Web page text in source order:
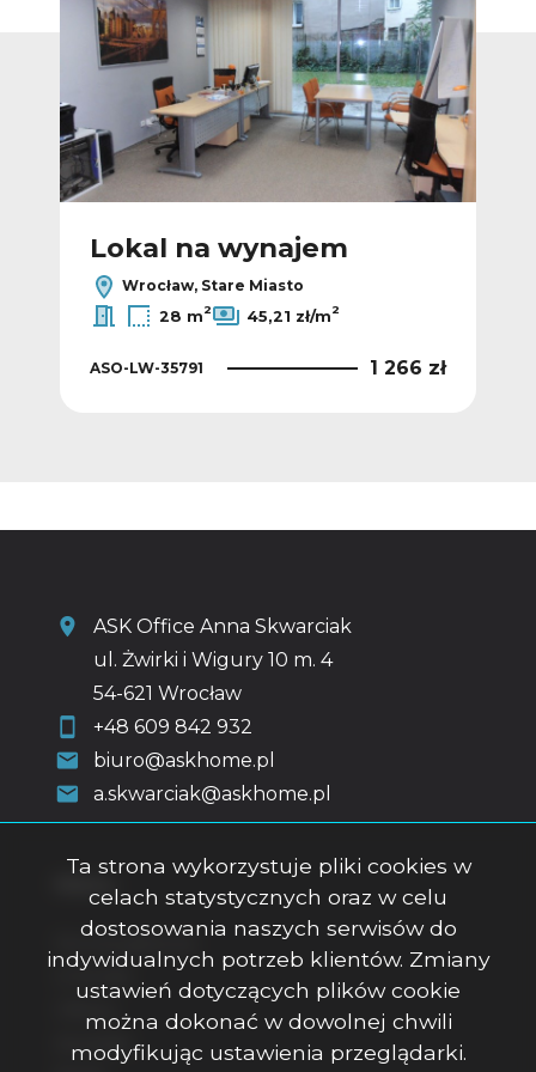
Lokal na wynajem
Wrocław, Stare Miasto
28 m2 45,21 zł/m2
ASO-LW-35791 1 266 zł
ASK Office Anna Skwarciak
ul. Żwirki i Wigury 10 m. 4
54-621 Wrocław
+48 609 842 932
biuro@askhome.pl
a.skwarciak@askhome.pl
Strona główna
O firmie
Kontakt
Ta strona wykorzystuje pliki cookies w
celach statystycznych oraz w celu
dostosowania naszych serwisów do
indywidualnych potrzeb klientów. Zmiany
ustawień dotyczących plików cookie
można dokonać w dowolnej chwili
modyfikując ustawienia przeglądarki.